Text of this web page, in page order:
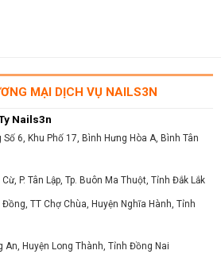
MẠI DỊCH VỤ NAILS3N
Nails3n
6, Khu Phố 17, Bình Hưng Hòa A, Bình Tân
P. Tân Lập, Tp. Buôn Ma Thuột, Tỉnh Đắk Lắk
TT Chợ Chùa, Huyện Nghĩa Hành, Tỉnh
An, Huyện Long Thành, Tỉnh Đồng Nai